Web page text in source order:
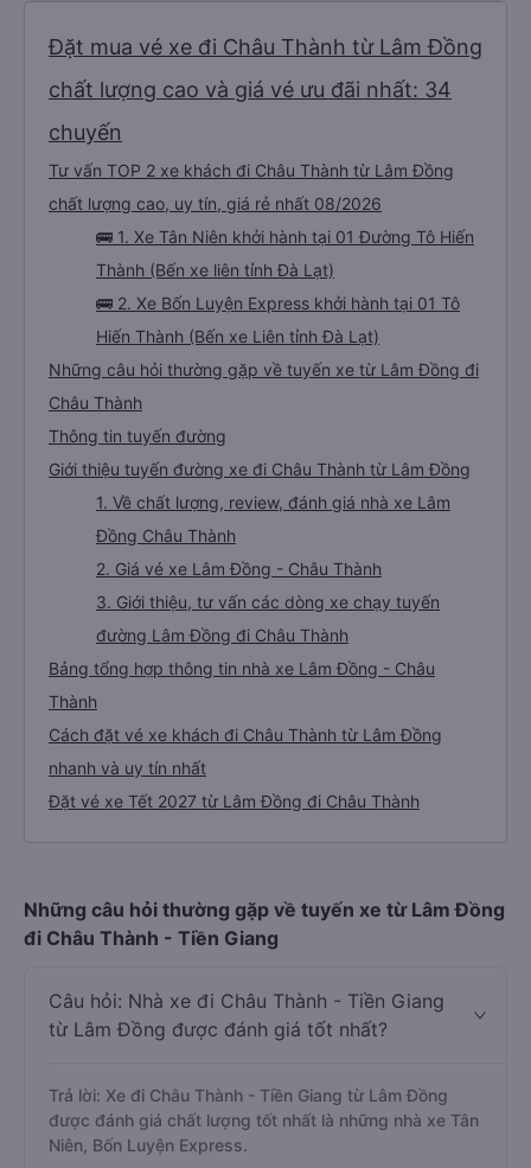
Đặt mua vé xe đi Châu Thành từ Lâm Đồng
chất lượng cao và giá vé ưu đãi nhất: 34
chuyến
Tư vấn TOP 2 xe khách đi Châu Thành từ Lâm Đồng
chất lượng cao, uy tín, giá rẻ nhất 08/2026
🚌 1. Xe Tân Niên khởi hành tại 01 Đường Tô Hiến
Thành (Bến xe liên tỉnh Đà Lạt)
🚌 2. Xe Bốn Luyện Express khởi hành tại 01 Tô
Hiến Thành (Bến xe Liên tỉnh Đà Lạt)
Những câu hỏi thường gặp về tuyến xe từ Lâm Đồng đi
Châu Thành
Thông tin tuyến đường
Giới thiệu tuyến đường xe đi Châu Thành từ Lâm Đồng
1. Về chất lượng, review, đánh giá nhà xe Lâm
Đồng Châu Thành
2. Giá vé xe Lâm Đồng - Châu Thành
3. Giới thiệu, tư vấn các dòng xe chạy tuyến
đường Lâm Đồng đi Châu Thành
Bảng tổng hợp thông tin nhà xe Lâm Đồng - Châu
Thành
Cách đặt vé xe khách đi Châu Thành từ Lâm Đồng
nhanh và uy tín nhất
Đặt vé xe Tết 2027 từ Lâm Đồng đi Châu Thành
Những câu hỏi thường gặp về tuyến xe từ Lâm Đồng
đi Châu Thành - Tiền Giang
Câu hỏi: Nhà xe đi Châu Thành - Tiền Giang
từ Lâm Đồng được đánh giá tốt nhất?
Trả lời: Xe đi Châu Thành - Tiền Giang từ Lâm Đồng
được đánh giá chất lượng tốt nhất là những nhà xe Tân
Niên, Bốn Luyện Express.